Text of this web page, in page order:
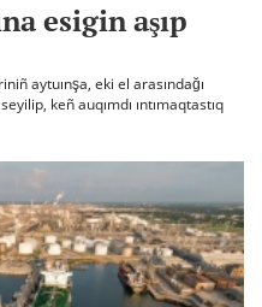
esigin aşıp
aytuınşa, eki el arasındağı
keñ auqımdı ıntımaqtastıq